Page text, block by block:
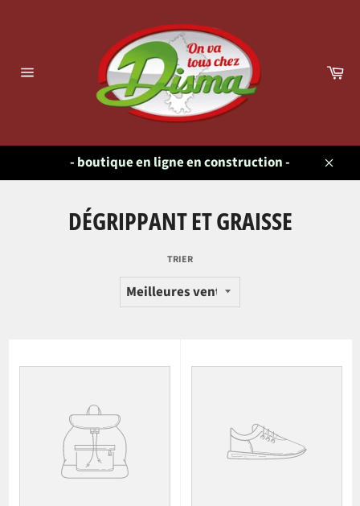
- boutique en ligne en construction -
Close
DÉGRIPPANT ET GRAISSE
TRIER